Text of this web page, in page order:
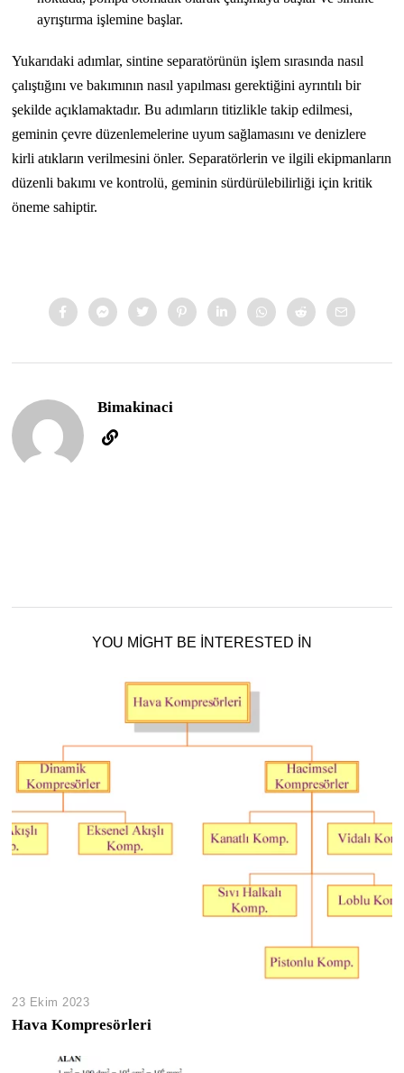
ayrıştırma işlemine başlar.
Yukarıdaki adımlar, sintine separatörünün işlem sırasında nasıl
çalıştığını ve bakımının nasıl yapılması gerektiğini ayrıntılı bir
şekilde açıklamaktadır. Bu adımların titizlikle takip edilmesi,
geminin çevre düzenlemelerine uyum sağlamasını ve denizlere
kirli atıkların verilmesini önler. Separatörlerin ve ilgili ekipmanların
düzenli bakımı ve kontrolü, geminin sürdürülebilirliği için kritik
öneme sahiptir.
Bimakinaci
YOU MIGHT BE INTERESTED IN
23 Ekim 2023
Hava Kompresörleri